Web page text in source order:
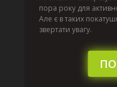
пора року для
Але є в таких
звертати увагу.